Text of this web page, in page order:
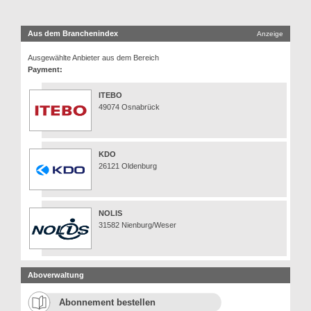
Aus dem Branchenindex Anzeige
Ausgewählte Anbieter aus dem Bereich
Payment:
ITEBO
49074 Osnabrück
KDO
26121 Oldenburg
NOLIS
31582 Nienburg/Weser
Aboverwaltung
Abonnement bestellen